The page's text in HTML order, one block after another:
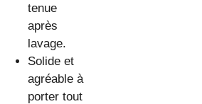
tenue
après
lavage.
Solide et
agréable à
porter tout